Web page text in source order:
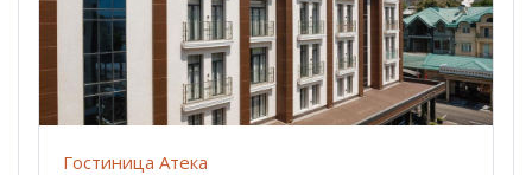
Гостиница Атека